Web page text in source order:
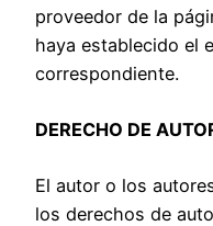
proveedor de la
haya establecido el
correspondiente.
DERECHO DE
El autor o los
los derechos de